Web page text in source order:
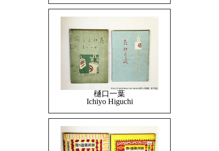
樋口一葉
Ichiyo Higuchi